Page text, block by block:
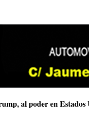
al poder en